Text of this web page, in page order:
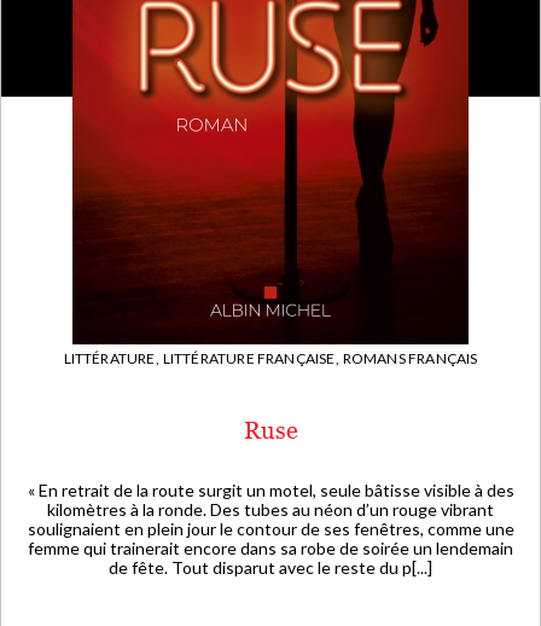
LITTÉRATURE, LITTÉRATURE FRANÇAISE, ROMANS FRANÇAIS
Ruse
« En retrait de la route surgit un motel, seule bâtisse visible à des
kilomètres à la ronde. Des tubes au néon d’un rouge vibrant
soulignaient en plein jour le contour de ses fenêtres, comme une
femme qui trainerait encore dans sa robe de soirée un lendemain
de fête. Tout disparut avec le reste du p[...]